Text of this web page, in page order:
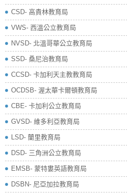
​CSD- 高貴林教育局
VWS- 西溫公立教育局
NVSD- 北溫哥華公立教育局
SSD- 桑尼治教育局
CCSD- 卡加利天主教教育局
OCDSB- 渥太華卡爾頓教育局
CBE- 卡加利公立教育局
GVSD- 維多利亞教育局
LSD- 蘭里教育局
DSD- 三角洲公立教育局
EMSB- 蒙特婁英語教育局
DSBN- 尼亞加拉教育局